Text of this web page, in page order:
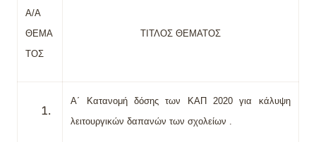
Α/Α
ΘΕΜΑ
ΤΟΣ
ΤΙΤΛΟΣ ΘΕΜΑΤΟΣ
Α΄ Κατανομή δόσης των ΚΑΠ 2020 για κάλυψη
λειτουργικών δαπανών των σχολείων .